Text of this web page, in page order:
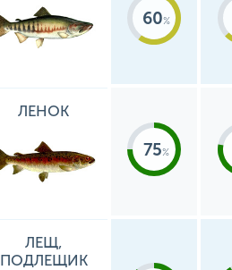
60
ЛЕНОК
75
ЛЕЩ,
ПОДЛЕЩИК